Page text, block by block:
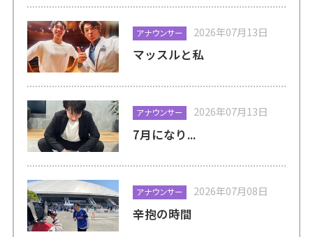
アナウンサー 2026年07月13日
マッスルと私
アナウンサー 2026年07月13日
7月になり...
アナウンサー 2026年07月08日
辛抱の時間